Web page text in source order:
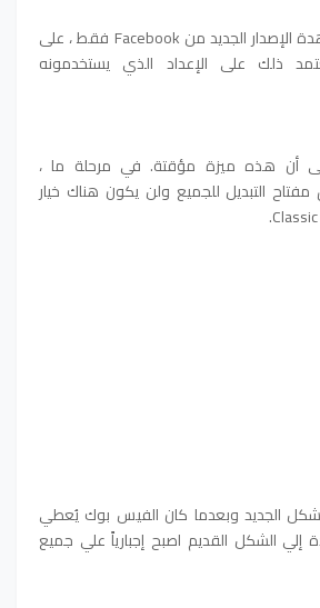
إجبار الزائرين على مشاهدة الإصدار الجديد من Facebook فقط ، على
ذلك على الإعداد الذي يستخدمونه
إلى أن هذه ميزة مؤقتة. في مرحلة ما ،
التبديل للجميع ولن يكون هناك خيار
الجديد وبعدما كان الفيس بوك يُعطي
إلي الشكل القديم اصبح إجبارياً علي جميع